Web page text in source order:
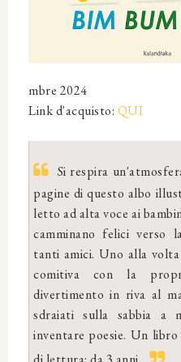
mbre 2024
Link d'acquisto: QUI
Si respira
pagine di questo albo
letto ad alta voce ai
camminano felici verso
tanti amici. Uno alla
comitiva con la
divertimento in riva al
sdraiati sulla sabbia a
inventare poesie. Un